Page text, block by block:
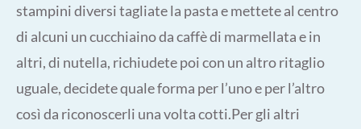
stampini diversi tagliate la pasta e mettete al centro
di alcuni un cucchiaino da caffè di marmellata e in
altri, di nutella, richiudete poi con un altro ritaglio
uguale, decidete quale forma per l’uno e per l’altro
così da riconoscerli una volta cotti.Per gli altri